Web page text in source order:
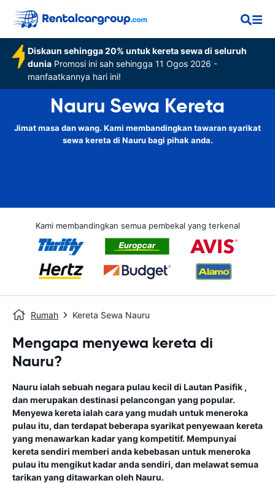
Diskaun sehingga 20% untuk kereta sewa di seluruh
dunia Promosi ini sah sehingga 11 Ogos 2026 -
manfaatkannya hari ini!
Nauru Sewa Kereta
Jimat masa dan wang. Kami membandingkan tawaran syarikat
sewa kereta di Nauru bagi pihak anda.
Kami membandingkan semua pembekal yang terkenal
Rumah Kereta Sewa Nauru
Mengapa menyewa kereta di
Nauru?
Nauru ialah sebuah negara pulau kecil di Lautan Pasifik ,
dan merupakan destinasi pelancongan yang popular.
Menyewa kereta ialah cara yang mudah untuk meneroka
pulau itu, dan terdapat beberapa syarikat penyewaan kereta
yang menawarkan kadar yang kompetitif. Mempunyai
kereta sendiri memberi anda kebebasan untuk meneroka
pulau itu mengikut kadar anda sendiri, dan melawat semua
tarikan yang ditawarkan oleh Nauru.